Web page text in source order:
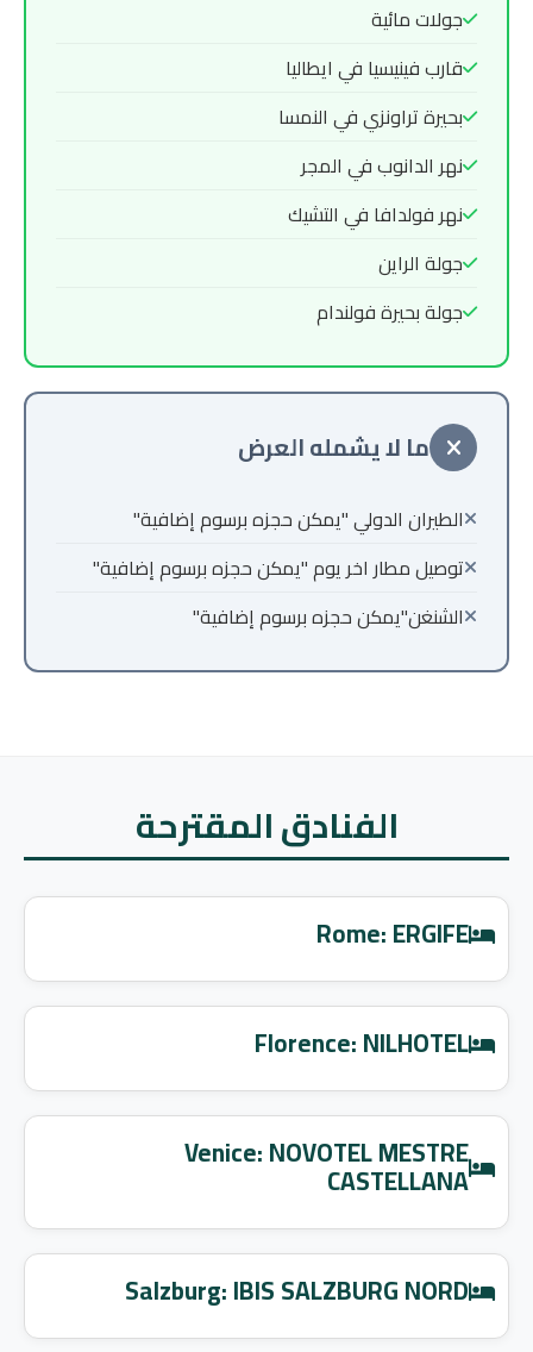
جولات مائية
قارب فينيسيا في ايطاليا
بحيرة تراونزي في النمسا
نهر الدانوب في المجر
نهر فولدافا في التشيك
جولة الراين
جولة بحيرة فولندام
ما لا يشمله العرض
الطيران الدولي "يمكن حجزه برسوم إضافية"
توصيل مطار اخر يوم "يمكن حجزه برسوم إضافية"
الشنغن"يمكن حجزه برسوم إضافية"
الفنادق المقترحة
Rome: ERGIFE
Florence: NILHOTEL
Venice: NOVOTEL MESTRE
CASTELLANA
Salzburg: IBIS SALZBURG NORD